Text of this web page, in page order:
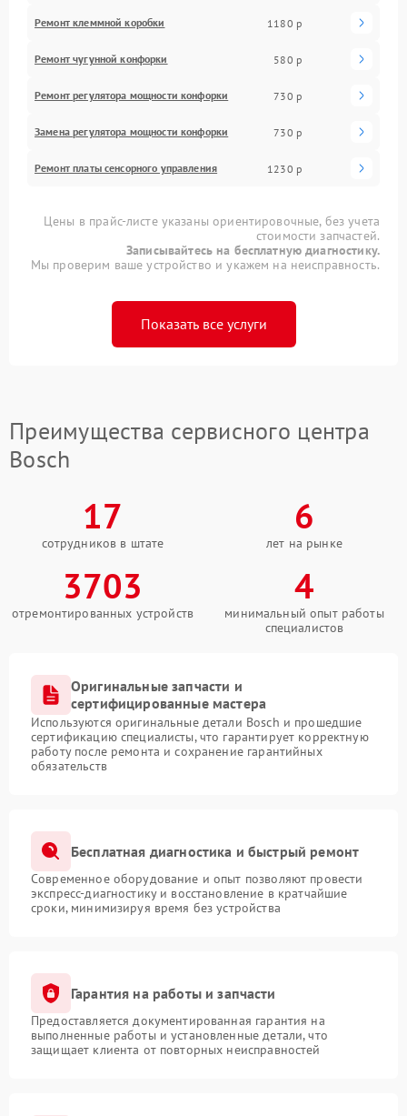
Ремонт клеммной коробки 1180 р
Ремонт чугунной конфорки 580 р
Ремонт регулятора мощности конфорки 730 р
Замена регулятора мощности конфорки 730 р
Ремонт платы сенсорного управления 1230 р
Цены в прайс-листе указаны ориентировочные, без учета
стоимости запчастей.
Записывайтесь на бесплатную диагностику.
Мы проверим ваше устройство и укажем на неисправность.
Показать все услуги
Преимущества сервисного центра
Bosch
17
сотрудников в штате
6
лет на рынке
3703
отремонтированных устройств
4
минимальный опыт работы
специалистов
Оригинальные запчасти и
сертифицированные мастера
Используются оригинальные детали Bosch и прошедшие
сертификацию специалисты, что гарантирует корректную
работу после ремонта и сохранение гарантийных
обязательств
Бесплатная диагностика и быстрый ремонт
Современное оборудование и опыт позволяют провести
экспресс-диагностику и восстановление в кратчайшие
сроки, минимизируя время без устройства
Гарантия на работы и запчасти
Предоставляется документированная гарантия на
выполненные работы и установленные детали, что
защищает клиента от повторных неисправностей